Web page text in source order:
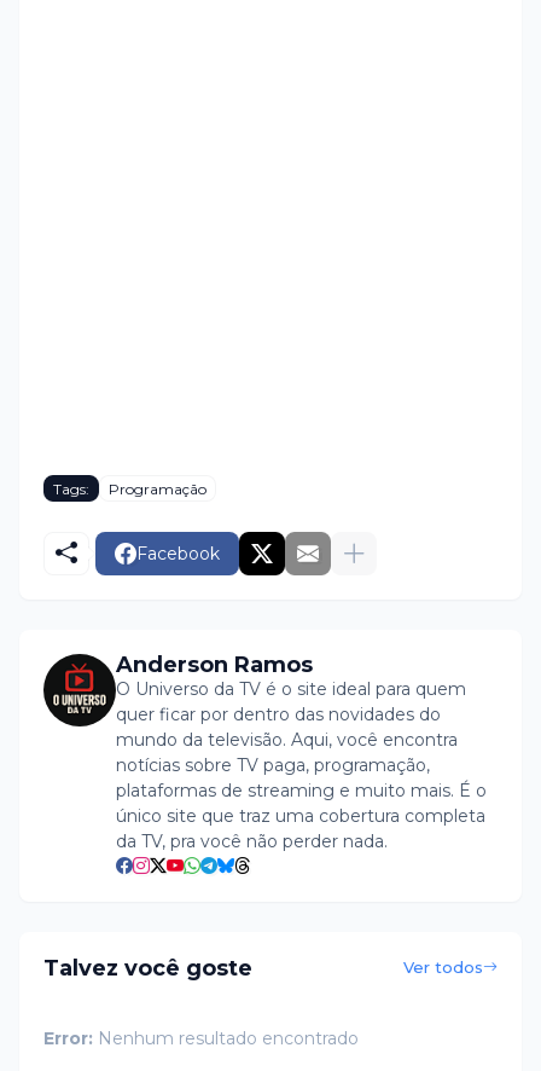
Tags: Programação
Facebook
Anderson Ramos
O Universo da TV é o site ideal para quem
quer ficar por dentro das novidades do
mundo da televisão. Aqui, você encontra
notícias sobre TV paga, programação,
plataformas de streaming e muito mais. É o
único site que traz uma cobertura completa
da TV, pra você não perder nada.
Talvez você goste Ver todos
Error: Nenhum resultado encontrado